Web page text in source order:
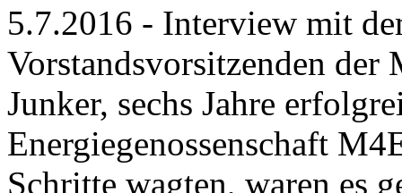
5.7.2016 - Interview mit
Vorstandsvorsitzenden
Junker, sechs Jahre
Energiegenossenschaft
Schritte wagten, waren es